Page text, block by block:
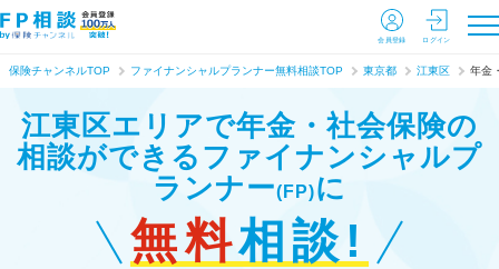
会員登録 ログイン
保険チャンネルTOP ファイナンシャルプランナー無料相談TOP 東京都 江東区 年金
江東区エリアで年金・社会保険の
相談ができる ファイナンシャルプ
ランナー(FP)に
無料相談!